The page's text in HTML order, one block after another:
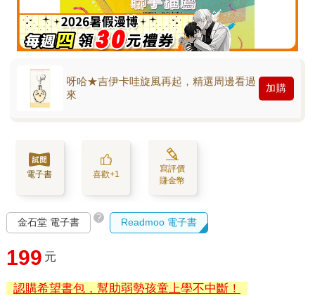
呀哈★吉伊卡哇旋風再起，精選周邊看過
來
加購
電子書 喜歡+1
寫評價
賺金幣
金石堂 電子書 ? Readmoo 電子書
199 元
認購希望書包，幫助弱勢孩童上學不中斷！